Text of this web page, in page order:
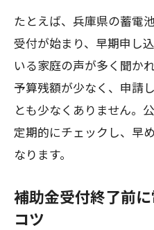
たとえば、兵庫県の蓄電
受付が始まり、早期申し
いる家庭の声が多く聞か
予算残額が少なく、申請
とも少なくありません。
定期的にチェックし、早
なります。
補助金受付終了前
コツ